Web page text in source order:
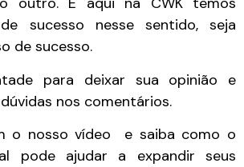
sucesso nesse sentido, seja
de sucesso.
para deixar sua opinião e
nos comentários.
o nosso vídeo e saiba como o
pode ajudar a expandir seus